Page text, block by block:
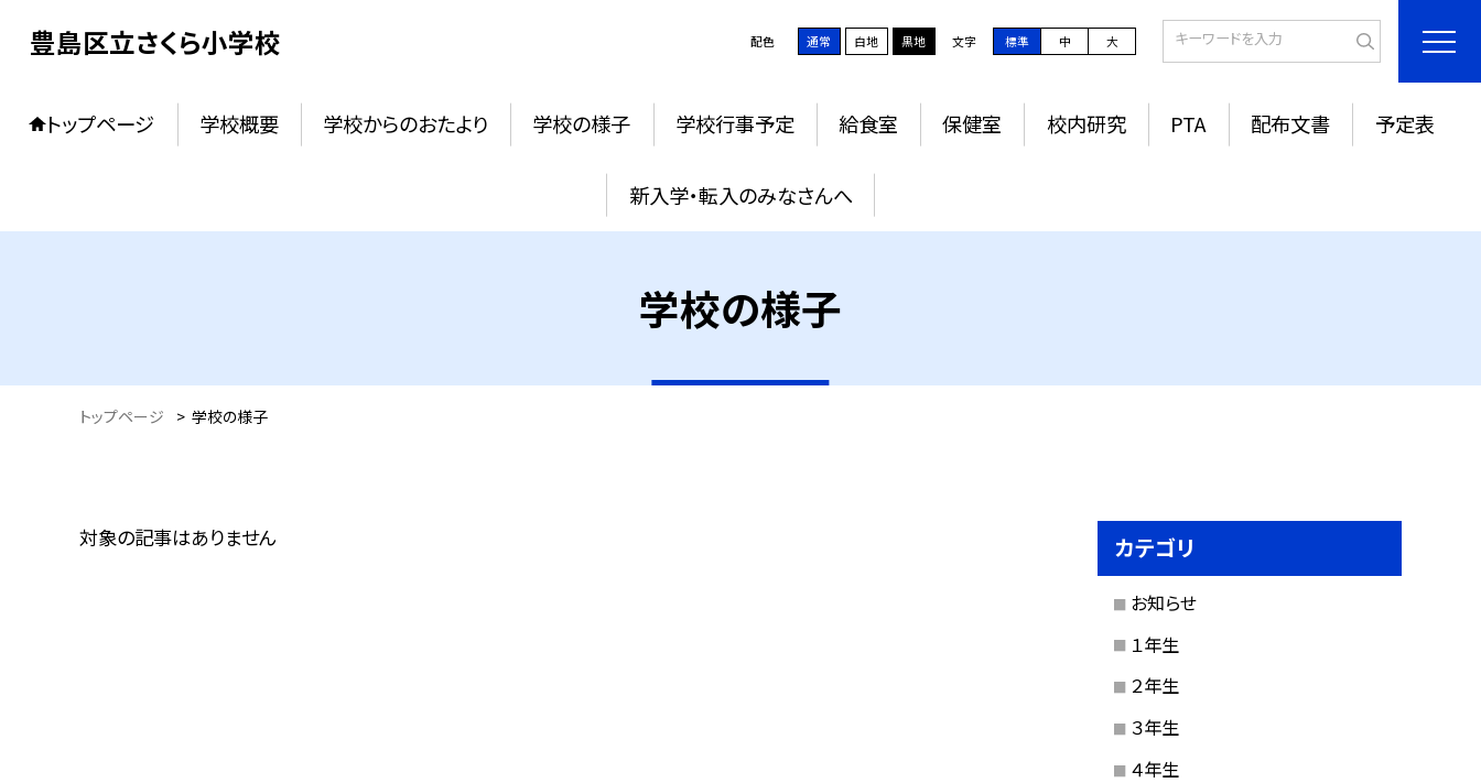
豊島区立さくら小学校 配色 通常 白地 黒地 文字 標準 中 大
トップページ 学校概要 学校からのおたより 学校の様子 学校行事予定 給食室 保健室 校内研究 PTA 配布文書 予定表
新入学・転入のみなさんへ
学校の様子
トップページ > 学校の様子
対象の記事はありません カテゴリ
お知らせ
１年生
２年生
３年生
４年生